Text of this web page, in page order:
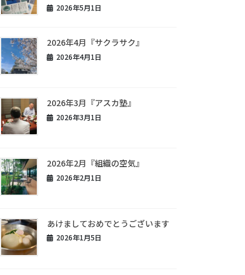
2026年5月1日
2026年4月『サクラサク』
2026年4月1日
2026年3月『アスカ塾』
2026年3月1日
2026年2月『組織の空気』
2026年2月1日
あけましておめでとうございます
2026年1月5日